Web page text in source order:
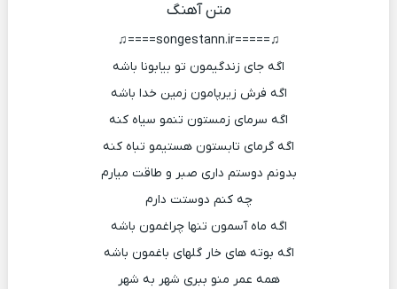
متن آهنگ
♫=====songestann.ir====♫
اگه جای زندگیمون تو بیابونا باشه
اگه فرش زیرپامون زمین خدا باشه
اگه سرمای زمستون تنمو سیاه کنه
اگه گرمای تابستون هستیمو تباه کنه
بدونم دوستم داری صبر و طاقت میارم
چه کنم دوستت دارم
اگه ماه آسمون تنها چراغمون باشه
اگه بوته های خار گلهای باغمون باشه
همه عمر منو ببری شهر به شهر